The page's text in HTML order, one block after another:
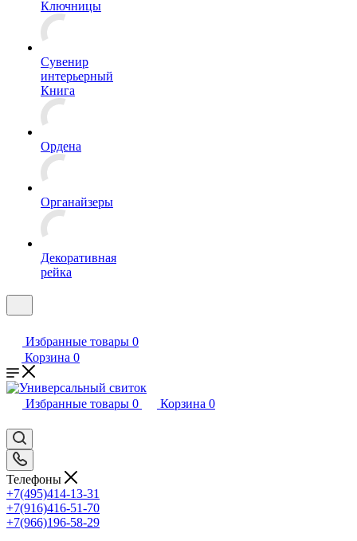
Ключницы
Сувенир
интерьерный
Книга
Ордена
Органайзеры
Декоративная
рейка
Избранные товары 0
Корзина 0
Избранные товары 0 Корзина 0
Телефоны
+7(495)414-13-31
+7(916)416-51-70
+7(966)196-58-29